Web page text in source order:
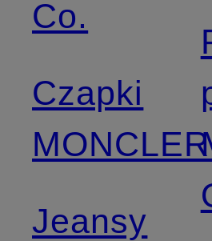
Co.
Czapki
MONCLER
Jeansy